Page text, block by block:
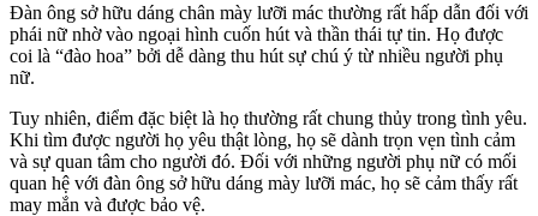
Đàn ông sở hữu dáng chân mày lưỡi mác thường rất hấp dẫn đối với
phái nữ nhờ vào ngoại hình cuốn hút và thần thái tự tin. Họ được
coi là “đào hoa” bởi dễ dàng thu hút sự chú ý từ nhiều người phụ
nữ.
Tuy nhiên, điểm đặc biệt là họ thường rất chung thủy trong tình yêu.
Khi tìm được người họ yêu thật lòng, họ sẽ dành trọn vẹn tình cảm
và sự quan tâm cho người đó. Đối với những người phụ nữ có mối
quan hệ với đàn ông sở hữu dáng mày lưỡi mác, họ sẽ cảm thấy rất
may mắn và được bảo vệ.